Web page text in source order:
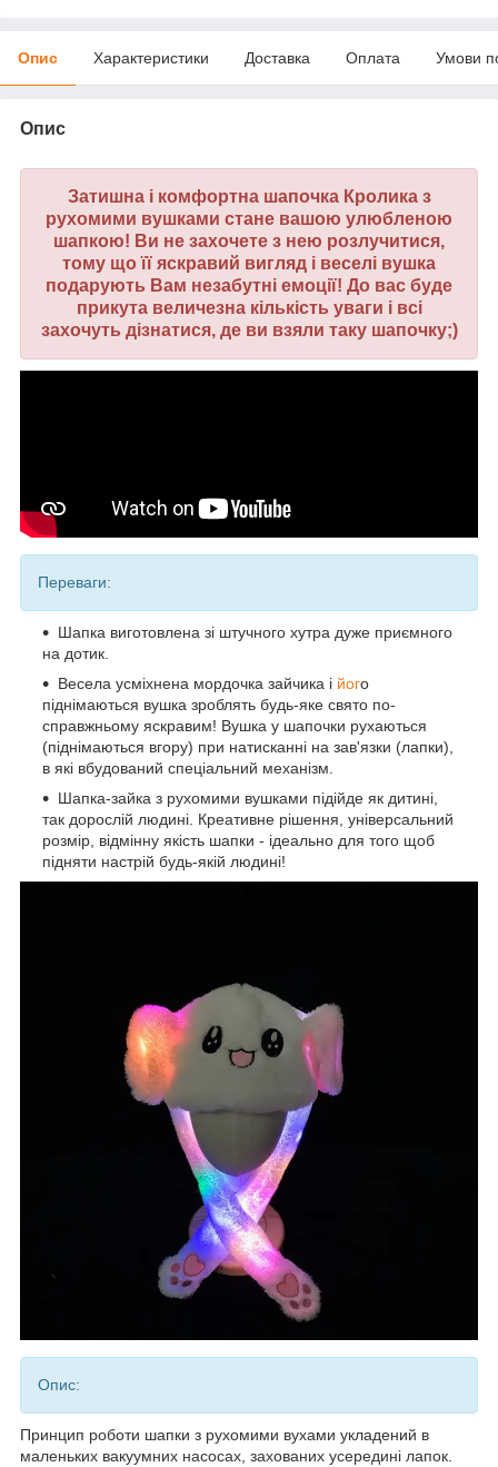
Опис Характеристики Доставка Оплата Умови
Опис
Затишна і комфортна шапочка Кролика з
рухомими вушками стане вашою улюбленою
шапкою! Ви не захочете з нею розлучитися,
тому що її яскравий вигляд і веселі вушка
подарують Вам незабутні емоції! До вас буде
прикута величезна кількість уваги і всі
захочуть дізнатися, де ви взяли таку шапочку;)
Переваги:
Шапка виготовлена зі штучного хутра дуже приємного
на дотик.
Весела усміхнена мордочка зайчика і його
піднімаються вушка зроблять будь-яке свято по-
справжньому яскравим! Вушка у шапочки рухаються
(піднімаються вгору) при натисканні на зав'язки (лапки),
в які вбудований спеціальний механізм.
Шапка-зайка з рухомими вушками підійде як дитині,
так дорослій людині. Креативне рішення, універсальний
розмір, відмінну якість шапки - ідеально для того щоб
підняти настрій будь-якій людині!
Опис:
Принцип роботи шапки з рухомими вухами укладений в
маленьких вакуумних насосах, захованих усередині лапок.